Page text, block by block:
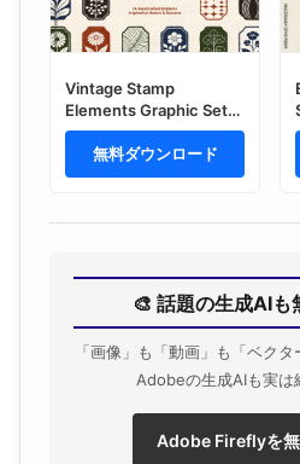
Vintage Stamp
Elements Graphic Set
For Branding And Print
Design
無料ダウンロード
🎨 話題の生成AIも
「画像」も「動画」も「ベク
Adobeの生成AIも実は
Adobe Fireflyを